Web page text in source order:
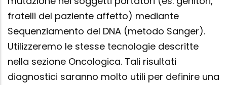
fratelli del paziente affetto) mediante
Sequenziamento del DNA (metodo Sanger).
Utilizzeremo le stesse tecnologie descritte
nella sezione Oncologica. Tali risultati
diagnostici saranno molto utili per definire una